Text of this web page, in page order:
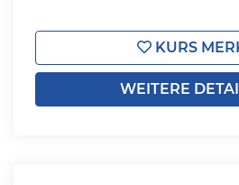
KURS
WEITERE